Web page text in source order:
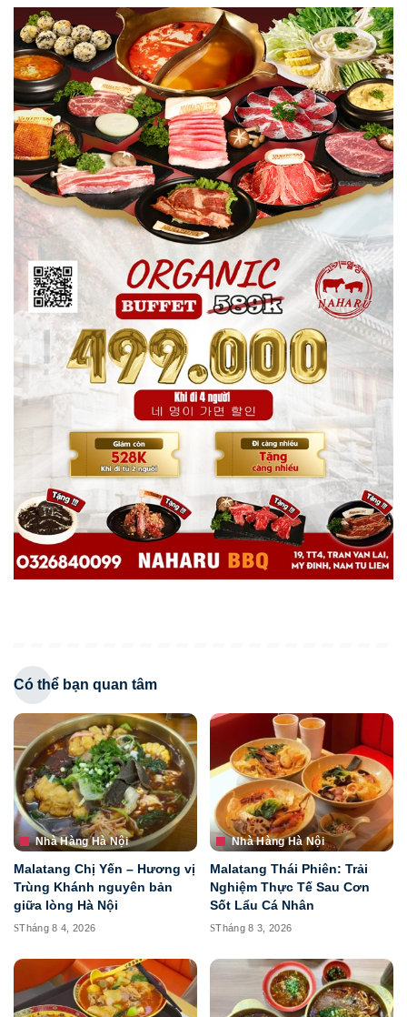
Có thể bạn quan tâm
Nhà Hàng Hà Nội
Malatang Chị Yến – Hương vị
Trùng Khánh nguyên bản
giữa lòng Hà Nội
Tháng 8 4, 2026
Nhà Hàng Hà Nội
Malatang Thái Phiên: Trải
Nghiệm Thực Tế Sau Cơn
Sốt Lẩu Cá Nhân
Tháng 8 3, 2026